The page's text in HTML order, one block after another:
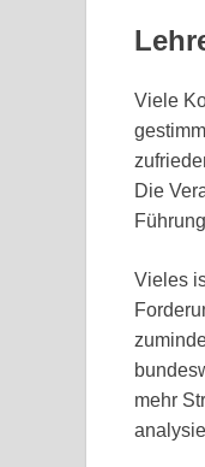
Viele
Die
Vieles
mehr